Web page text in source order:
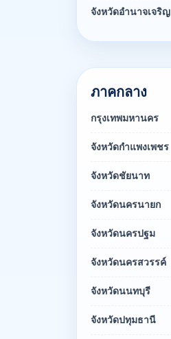
จังหวัดอำนาจเจริญ
ภาคกลาง
กรุงเทพมหานคร
จังหวัดกำแพงเพชร
จังหวัดชัยนาท
จังหวัดนครนายก
จังหวัดนครปฐม
จังหวัดนครสวรรค์
จังหวัดนนทบุรี
จังหวัดปทุมธานี